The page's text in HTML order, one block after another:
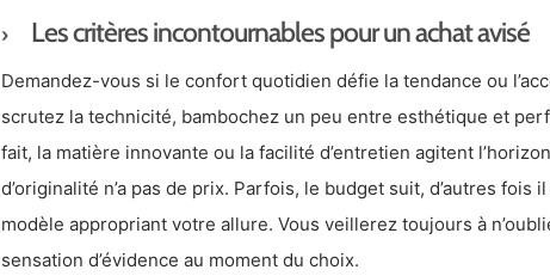
Les critères incontournables pour un achat avisé
Demandez-vous si le confort quotidien défie la tendance ou
scrutez la technicité, bambochez un peu entre esthétique et
fait, la matière innovante ou la facilité d’entretien agitent
d’originalité n’a pas de prix. Parfois, le budget suit, d’autres fois
modèle appropriant votre allure. Vous veillerez toujours à
sensation d’évidence au moment du choix.